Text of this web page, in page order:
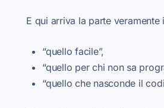
E qui arriva la parte
“quello facile”,
“quello per chi non sa
“quello che nasconde il